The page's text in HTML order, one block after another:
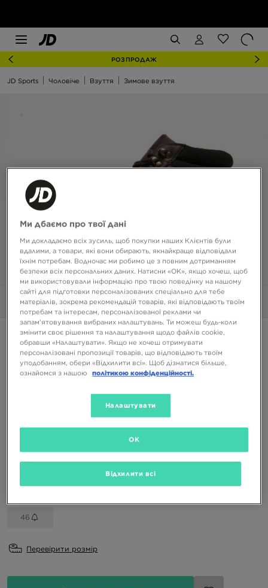
РОЗПРОДАЖ
JD Sports Чоловіче Взуття Зимове взуття
Фото 360°
NANNY STATE TRAVIS
1299 ГРН
46
Перевірити розмір
Ми дбаємо про твої дані
Ми докладаємо всіх зусиль, щоб покупки наших Клієнтів були
вдалими, а товари, які вони обирають, якнайкраще відповідали
їхнім потребам. Водночас ми робимо це з повним дотриманням
безпеки всіх персональних даних. Натисни «OK», якщо хочеш, щоб
ми використовували інформацію про твою поведінку на нашому
сайті для підготовки персоналізованих спеціально для тебе
матеріалів, зокрема рекомендацій товарів, які відповідають твоїм
потребам та інтересам, персоналізованої реклами чи
запам’ятовування вибраних налаштувань. Ти можеш будь-коли
змінити своє рішення та налаштування щодо файлів cookie,
обравши «Налаштувати». Якщо не хочеш отримувати
персоналізовані пропозиції товарів, що відповідають твоїм
уподобанням, обери «Відхилити всі». Щоб дізнатися більше,
ознайомся з нашою
політикою конфіденційності.
Налаштувати
Відхилити всі
OK